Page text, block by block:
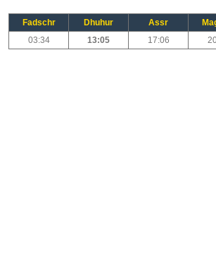
Fadschr Dhuhur Assr
03:34
13:05 17:06